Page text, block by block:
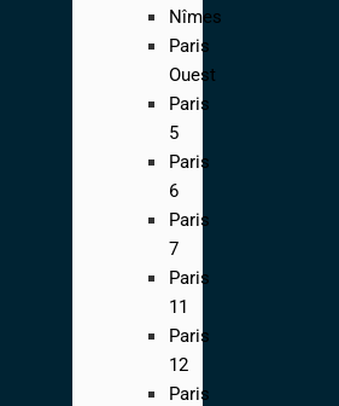
Nîmes
Paris
Ouest
Paris
5
Paris
6
Paris
7
Paris
11
Paris
12
Paris